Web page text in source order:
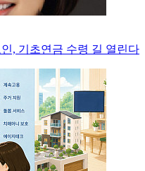
, 기초연금 수령 길 열린다